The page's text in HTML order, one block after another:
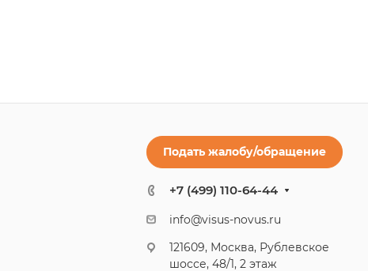
Подать жалобу/обращение
+7 (499) 110-64-44
info@visus-novus.ru
121609, Москва, Рублевское
шоссе, 48/1, 2 этаж